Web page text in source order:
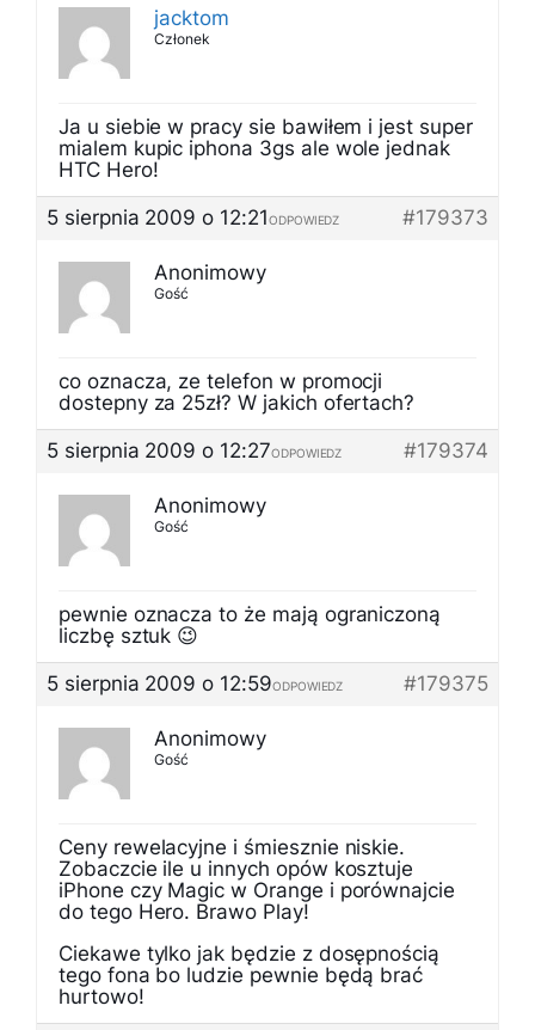
jacktom
Członek
Ja u siebie w pracy sie bawiłem i jest super
mialem kupic iphona 3gs ale wole jednak
HTC Hero!
5 sierpnia 2009 o 12:21
#179373
ODPOWIEDZ
Anonimowy
Gość
co oznacza, ze telefon w promocji
dostepny za 25zł? W jakich ofertach?
5 sierpnia 2009 o 12:27
#179374
ODPOWIEDZ
Anonimowy
Gość
pewnie oznacza to że mają ograniczoną
liczbę sztuk 😉
5 sierpnia 2009 o 12:59
#179375
ODPOWIEDZ
Anonimowy
Gość
Ceny rewelacyjne i śmiesznie niskie.
Zobaczcie ile u innych opów kosztuje
iPhone czy Magic w Orange i porównajcie
do tego Hero. Brawo Play!
Ciekawe tylko jak będzie z dosępnością
tego fona bo ludzie pewnie będą brać
hurtowo!